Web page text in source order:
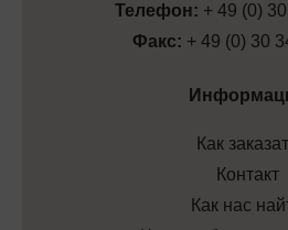
Телефон: + 49 (0)
Факс: + 49 (0) 30
Как
Контакт
Как нас